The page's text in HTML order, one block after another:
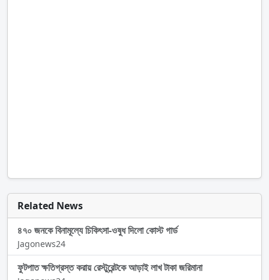
Related News
৪৭০ জনকে বিনামূল্যে চিকিৎসা-ওষুধ দিলো কোস্ট গার্ড
Jagonews24
ফুটপাত ক্ষতিগ্রস্ত করায় রেস্টুরেন্টকে আড়াই লাখ টাকা জরিমানা